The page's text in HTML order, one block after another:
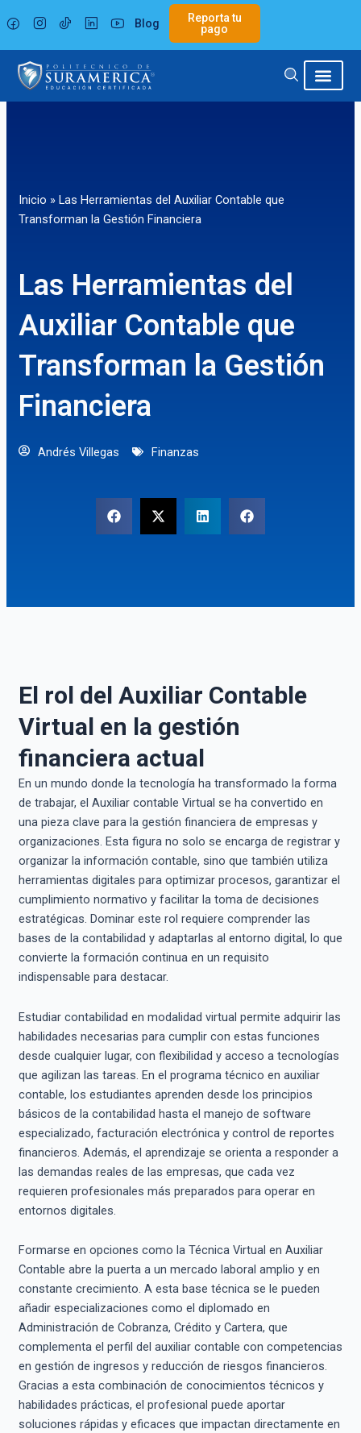
al
contenido
Blog
Reporta tu
pago
Inicio » Las Herramientas del Auxiliar Contable que
Transforman la Gestión Financiera
Las Herramientas del
Auxiliar Contable que
Transforman la Gestión
Financiera
Andrés Villegas Finanzas
El rol del Auxiliar Contable
Virtual en la gestión
financiera actual
En un mundo donde la tecnología ha transformado la forma
de trabajar, el Auxiliar contable Virtual se ha convertido en
una pieza clave para la gestión financiera de empresas y
organizaciones. Esta figura no solo se encarga de registrar y
organizar la información contable, sino que también utiliza
herramientas digitales para optimizar procesos, garantizar el
cumplimiento normativo y facilitar la toma de decisiones
estratégicas. Dominar este rol requiere comprender las
bases de la contabilidad y adaptarlas al entorno digital, lo que
convierte la formación continua en un requisito
indispensable para destacar.
Estudiar contabilidad en modalidad virtual permite adquirir las
habilidades necesarias para cumplir con estas funciones
desde cualquier lugar, con flexibilidad y acceso a tecnologías
que agilizan las tareas. En el programa técnico en auxiliar
contable, los estudiantes aprenden desde los principios
básicos de la contabilidad hasta el manejo de software
especializado, facturación electrónica y control de reportes
financieros. Además, el aprendizaje se orienta a responder a
las demandas reales de las empresas, que cada vez
requieren profesionales más preparados para operar en
entornos digitales.
Formarse en opciones como la Técnica Virtual en Auxiliar
Contable abre la puerta a un mercado laboral amplio y en
constante crecimiento. A esta base técnica se le pueden
añadir especializaciones como el diplomado en
Administración de Cobranza, Crédito y Cartera, que
complementa el perfil del auxiliar contable con competencias
en gestión de ingresos y reducción de riesgos financieros.
Gracias a esta combinación de conocimientos técnicos y
habilidades prácticas, el profesional puede aportar
soluciones rápidas y eficaces que impactan directamente en